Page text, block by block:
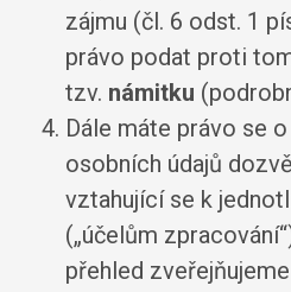
zájmu (čl. 6 odst. 1
právo podat proti
tzv. námitku
Dále máte právo se
osobních údajů
vztahující se k
(„účelům
přehled